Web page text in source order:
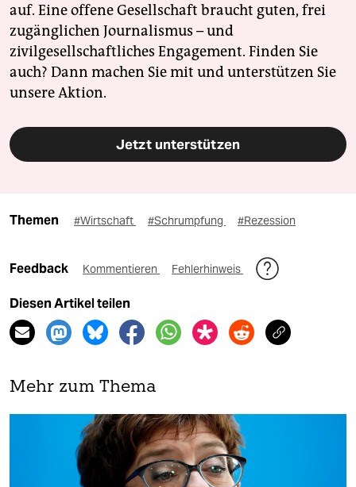
auf. Eine offene Gesellschaft braucht guten, frei
zugänglichen Journalismus – und
zivilgesellschaftliches Engagement. Finden Sie
auch? Dann machen Sie mit und unterstützen Sie
unsere Aktion.
Jetzt unterstützen
Themen #Wirtschaft #Schrumpfung #Rezession
Feedback Kommentieren Fehlerhinweis
Diesen Artikel teilen
Mehr zum Thema